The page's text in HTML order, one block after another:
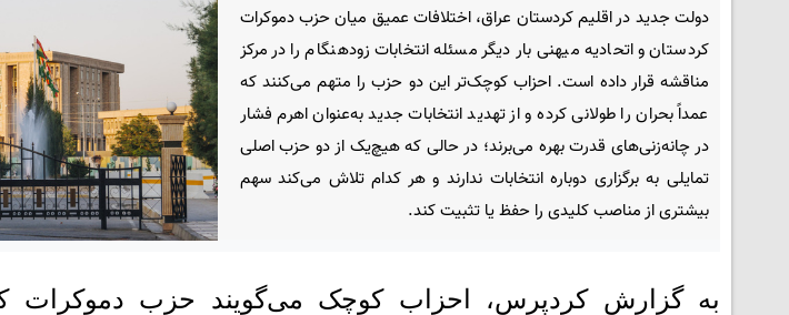
دولت جدید در اقلیم کردستان عراق، اختلافات عمیق میان حزب دموکرات
کردستان و اتحادیه میهنی بار دیگر مسئله انتخابات زودهنگام را در مرکز
مناقشه قرار داده است. احزاب کوچک‌تر این دو حزب را متهم می‌کنند که
عمداً بحران را طولانی کرده و از تهدید انتخابات جدید به‌عنوان اهرم فشار
در چانه‌زنی‌های قدرت بهره می‌برند؛ در حالی‌ که هیچ‌یک از دو حزب اصلی
تمایلی به برگزاری دوباره انتخابات ندارند و هر کدام تلاش می‌کند سهم
بیشتری از مناصب کلیدی را حفظ یا تثبیت کند.
به گزارش کردپرس، احزاب کوچک می‌گویند حزب دموکرات